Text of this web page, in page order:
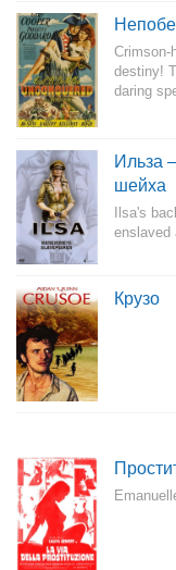
Crimson-
destiny!
daring
Ильза
шейха
Ilsa's
enslaved
Крузо